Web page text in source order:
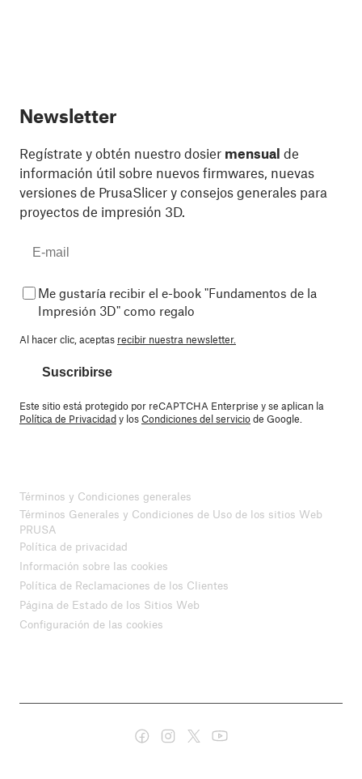
Newsletter
Regístrate y obtén nuestro dosier mensual de
información útil sobre nuevos firmwares, nuevas
versiones de PrusaSlicer y consejos generales para
proyectos de impresión 3D.
Me gustaría recibir el e-book "Fundamentos de la
Impresión 3D" como regalo
Al hacer clic, aceptas recibir nuestra newsletter.
Suscribirse
Este sitio está protegido por reCAPTCHA Enterprise y se aplican la
Política de Privacidady losCondiciones del serviciode Google.
Términos y Condiciones generales
Términos Generales y Condiciones de Uso de los sitios Web
PRUSA
Política de privacidad
Información sobre las cookies
Política de Reclamaciones de los Clientes
Página de Estado de los Sitios Web
Configuración de las cookies